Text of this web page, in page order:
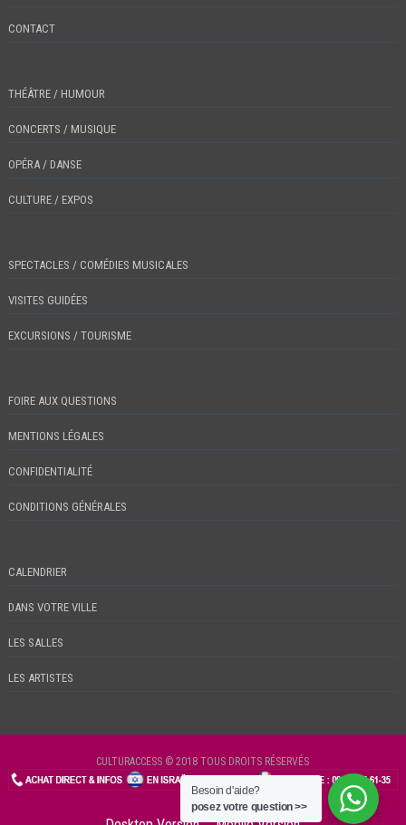
CONTACT
THÉÂTRE / HUMOUR
CONCERTS / MUSIQUE
OPÉRA / DANSE
CULTURE / EXPOS
SPECTACLES / COMÉDIES MUSICALES
VISITES GUIDÉES
EXCURSIONS / TOURISME
FOIRE AUX QUESTIONS
MENTIONS LÉGALES
CONFIDENTIALITÉ
CONDITIONS GÉNÉRALES
CALENDRIER
DANS VOTRE VILLE
LES SALLES
LES ARTISTES
CULTURACCESS © 2018 TOUS DROITS RÉSERVÉS
CHECKIN
Besoin d'aide?
posez votre question >>